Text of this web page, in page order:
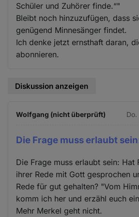
Schüler und Zuhörer finde.“"
Bleibt noch hinzuzufügen, dass
genügend Minnesänger findet.
Ich denke jetzt ernsthaft daran,
abonnieren.
Diskussion anzeigen
Wolfgang (nicht überprüft)
Die Frage muss erlaubt
Die Frage muss erlaubt sein: Hat
ihrer Rede mit Gott gesprochen
Rede für gut gehalten? "Vom
komm ich her und erzähl euch
Mehr Merkel geht nicht.